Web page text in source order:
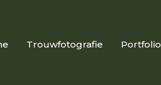
Trouwfotografie Portfolio